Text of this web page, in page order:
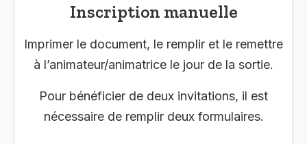
Inscription manuelle
Imprimer le document, le remplir et le remettre
à l’animateur/animatrice le jour de la sortie.
Pour bénéficier de deux invitations, il est
nécessaire de remplir deux formulaires.